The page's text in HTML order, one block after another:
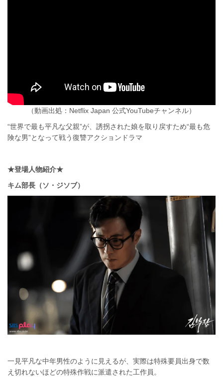
（動画出処：Netflix Japan 公式YouTubeチャンネル）
“世界で最も平凡な父親”が、誘拐された娘を取り戻すため“最も危
険な男”となって戦う復讐アクションドラマ
★登場人物紹介★
キム部長（ソ・ジソブ）
一見平凡な中年男性のように見えるが、実際は特殊要員出身で数
え切れないほどの特殊作戦に派遣された工作員。